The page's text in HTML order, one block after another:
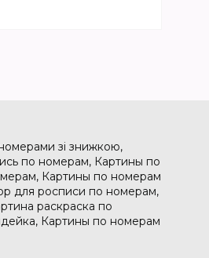
зі знижкою,
по номерам, Картины по
Картины по номерам
для росписи по номерам,
раскраска по
Картины по номерам